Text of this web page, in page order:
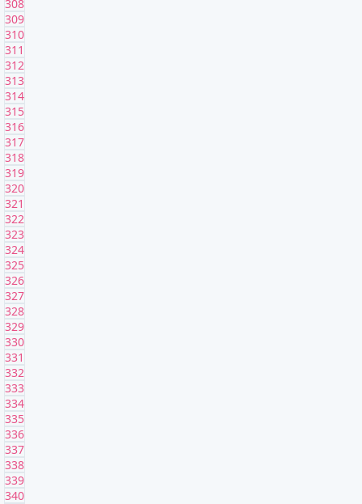
308
309
310
311
312
313
314
315
316
317
318
319
320
321
322
323
324
325
326
327
328
329
330
331
332
333
334
335
336
337
338
339
340